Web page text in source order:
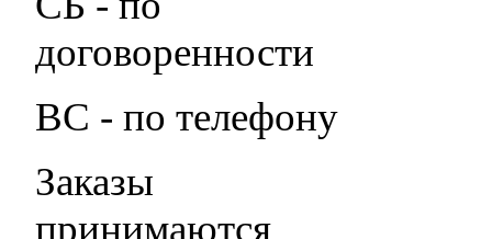
договоренности
ВС - по телефону
Заказы
принимаются